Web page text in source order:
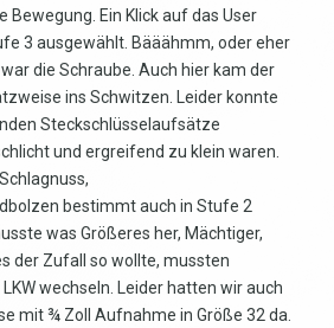
Bewegung. Ein Klick auf das User
3 ausgewählt. Bääähmm, oder eher
die Schraube. Auch hier kam der
ins Schwitzen. Leider konnte
Steckschlüsselaufsätze
und ergreifend zu klein waren.
bestimmt auch in Stufe 2
was Größeres her, Mächtiger,
der Zufall so wollte, mussten
wechseln. Leider hatten wir auch
mit ¾ Zoll Aufnahme in Größe 32 da.